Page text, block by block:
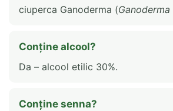
ciuperca Ganoderma (
Conține alcool?
Da – alcool etilic 30%.
Conține senna?